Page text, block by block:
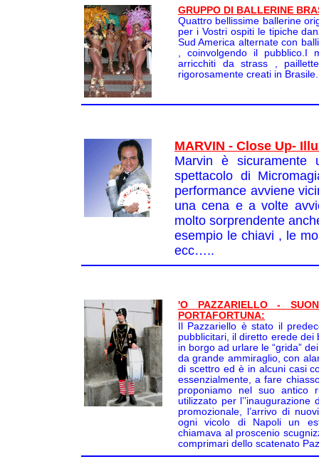
GRUPPO DI BALLERINE
Quattro bellissime ballerine
per i Vostri ospiti le tipiche
Sud America alternate con
, coinvolgendo il pubblico.I
arricchiti da strass ,
rigorosamente creati in Brasile.
MARVIN - Close Up-
Marvin è
spettacolo di
performance avviene
una cena e a volte
molto sorprendente
esempio le chiavi , le
ecc…..
'O PAZZARIELLO -
PORTAFORTUNA:
Il Pazzariello è stato il
pubblicitari, il diretto erede
in borgo ad urlare le “grida”
da grande ammiraglio, con
di scettro ed è in alcuni casi
essenzialmente, a fare
proponiamo nel suo antico
utilizzato per
promozionale, l’arrivo di
ogni vicolo di Napoli un
chiamava al proscenio
comprimari dello scatenato